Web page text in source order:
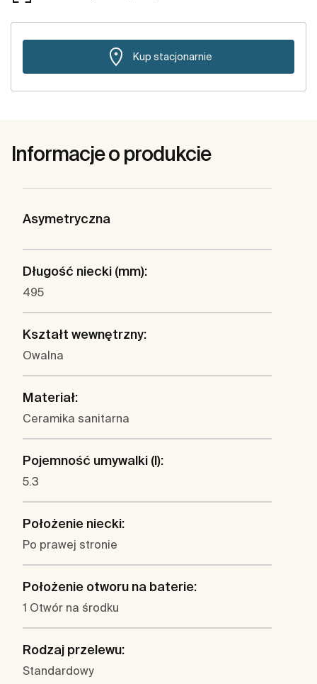
Kup stacjonarnie
Informacje o produkcie
Asymetryczna
Długość niecki (mm):
495
Kształt wewnętrzny:
Owalna
Materiał:
Ceramika sanitarna
Pojemność umywalki (l):
5.3
Położenie niecki:
Po prawej stronie
Położenie otworu na baterie:
1 Otwór na środku
Rodzaj przelewu:
Standardowy